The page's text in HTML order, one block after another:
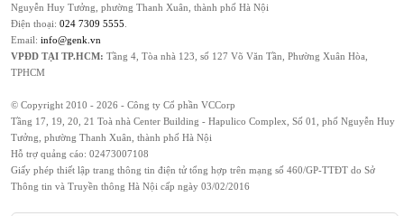
Nguyễn Huy Tưởng, phường Thanh Xuân, thành phố Hà Nội
Điện thoại: 024 7309 5555
Email: info@genk.vn
VPĐD TẠI TP.HCM: Tầng 4, Tòa nhà 123, số 127 Võ Văn Tần, Phường Xuân Hòa,
TPHCM
© Copyright 2010 - 2026 - Công ty Cổ phần VCCorp
Tầng 17, 19, 20, 21 Toà nhà Center Building - Hapulico Complex, Số 01, phố Nguyễn Huy
Tưởng, phường Thanh Xuân, thành phố Hà Nội
Hỗ trợ quảng cáo: 02473007108
Giấy phép thiết lập trang thông tin điện tử tổng hợp trên mạng số 460/GP-TTĐT do Sở
Thông tin và Truyền thông Hà Nội cấp ngày 03/02/2016